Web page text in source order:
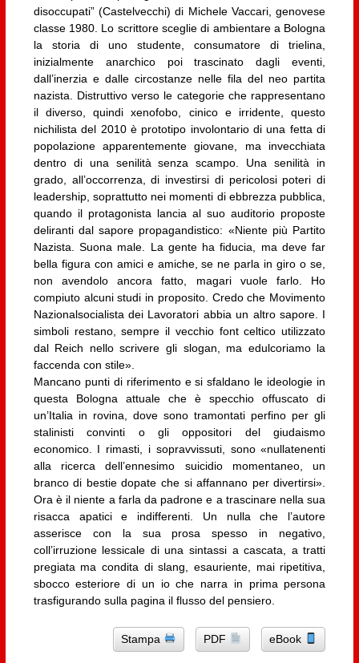
disoccupati” (Castelvecchi) di Michele Vaccari, genovese
classe 1980. Lo scrittore sceglie di ambientare a Bologna
la storia di uno studente, consumatore di trielina,
inizialmente anarchico poi trascinato dagli eventi,
dall’inerzia e dalle circostanze nelle fila del neo partita
nazista. Distruttivo verso le categorie che rappresentano
il diverso, quindi xenofobo, cinico e irridente, questo
nichilista del 2010 è prototipo involontario di una fetta di
popolazione apparentemente giovane, ma invecchiata
dentro di una senilità senza scampo. Una senilità in
grado, all’occorrenza, di investirsi di pericolosi poteri di
leadership, soprattutto nei momenti di ebbrezza pubblica,
quando il protagonista lancia al suo auditorio proposte
deliranti dal sapore propagandistico: «Niente più Partito
Nazista. Suona male. La gente ha fiducia, ma deve far
bella figura con amici e amiche, se ne parla in giro o se,
non avendolo ancora fatto, magari vuole farlo. Ho
compiuto alcuni studi in proposito. Credo che Movimento
Nazionalsocialista dei Lavoratori abbia un altro sapore. I
simboli restano, sempre il vecchio font celtico utilizzato
dal Reich nello scrivere gli slogan, ma edulcoriamo la
faccenda con stile».
Mancano punti di riferimento e si sfaldano le ideologie in
questa Bologna attuale che è specchio offuscato di
un’Italia in rovina, dove sono tramontati perfino per gli
stalinisti convinti o gli oppositori del giudaismo
economico. I rimasti, i sopravvissuti, sono «nullatenenti
alla ricerca dell’ennesimo suicidio momentaneo, un
branco di bestie dopate che si affannano per divertirsi».
Ora è il niente a farla da padrone e a trascinare nella sua
risacca apatici e indifferenti. Un nulla che l’autore
asserisce con la sua prosa spesso in negativo,
coll’irruzione lessicale di una sintassi a cascata, a tratti
pregiata ma condita di slang, esauriente, mai ripetitiva,
sbocco esteriore di un io che narra in prima persona
trasfigurando sulla pagina il flusso del pensiero.
Stampa PDF eBook